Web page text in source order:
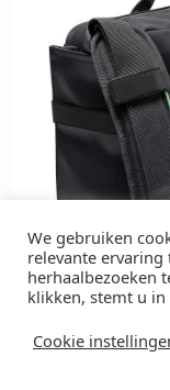
We gebruiken
relevante
herhaalbezoeken
klikken, stemt u in
Cookie